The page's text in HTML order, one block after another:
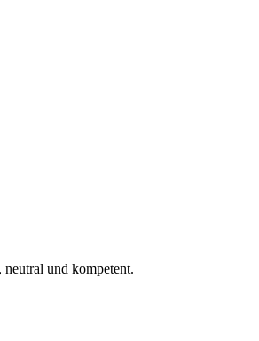
und kompetent.